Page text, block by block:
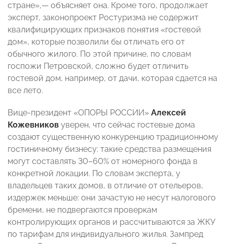
стране»,— объясняет она. Кроме того, продолжает
эксперт, законопроект Ростуризма не содержит
квалифицирующих признаков понятия «гостевой
дом», которые позволили бы отличать его от
обычного жилого. По этой причине, по словам
госпожи Петровской, сложно будет отличить
гостевой дом, например, от дачи, которая сдается на
все лето.
Вице-президент «ОПОРЫ РОССИИ» Алексей
Кожевников уверен, что сейчас гостевые дома
создают существенную конкуренцию традиционному
гостиничному бизнесу: такие средства размещения
могут составлять 30–60% от номерного фонда в
конкретной локации. По словам эксперта, у
владельцев таких домов, в отличие от отельеров,
издержек меньше: они зачастую не несут налогового
бремени, не подвергаются проверкам
контролирующих органов и рассчитываются за ЖКУ
по тарифам для индивидуального жилья. Зампред